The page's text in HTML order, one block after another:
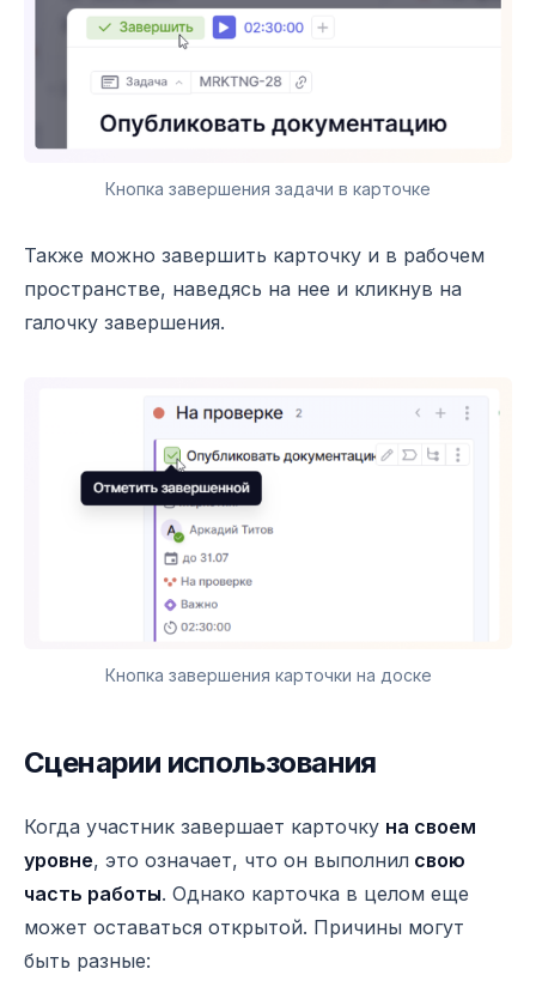
Кнопка завершения задачи в карточке
Также можно завершить карточку и в рабочем
пространстве, наведясь на нее и кликнув на
галочку завершения.
Кнопка завершения карточки на доске
Сценарии использования
Когда участник завершает карточку на своем
уровне, это означает, что он выполнил свою
часть работы. Однако карточка в целом еще
может оставаться открытой. Причины могут
быть разные: